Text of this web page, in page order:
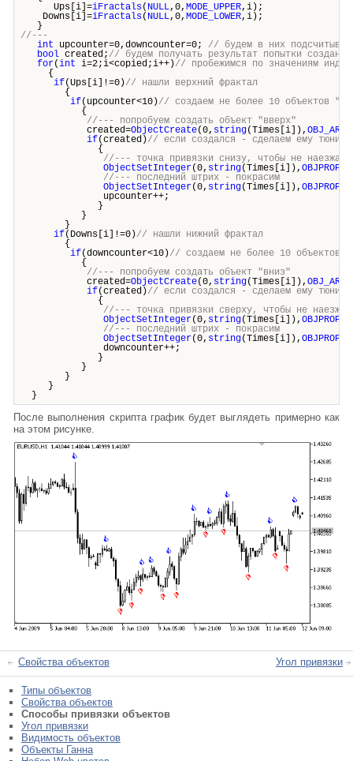
Ups[i]=iFractals( NULL,0, MODE_UPPER,i);
Downs[i]=iFractals( NULL,0, MODE_LOWER,i);
}
//---
int upcounter=0,downcounter=0; // будем в них
bool created; // будем получать результат попытки
for(int i=2;i<copied;i++)// пробежимся по значениям
{
if(Ups[i]!=0)// нашли верхний фрактал
{
if(upcounter<10)// создаем не более 10 объектов
{
//--- попробуем создать объект "вверх"
created=ObjectCreate(0, string(Times[i]),
if(created)// если создался - сделаем ему тюнинг
{
//--- точка привязки снизу, чтобы не
ObjectSetInteger(0, string(Times[i]),
//--- последний штрих - покрасим
ObjectSetInteger(0, string(Times[i]),
upcounter++;
}
}
}
if(Downs[i]!=0)// нашли нижний фрактал
{
if(downcounter<10)// создаем не более 10 объектов
{
//--- попробуем создать объект "вниз"
created=ObjectCreate(0, string(Times[i]),
if(created)// если создался - сделаем ему тюнинг
{
//--- точка привязки сверху, чтобы не
ObjectSetInteger(0, string(Times[i]),
//--- последний штрих - покрасим
ObjectSetInteger(0, string(Times[i]),
downcounter++;
}
}
}
}
}
После выполнения скрипта график будет выглядеть примерно как
на этом рисунке.
Свойства объектов Угол привязки
Типы объектов
Свойства объектов
Способы привязки объектов
Угол привязки
Видимость объектов
Объекты Ганна